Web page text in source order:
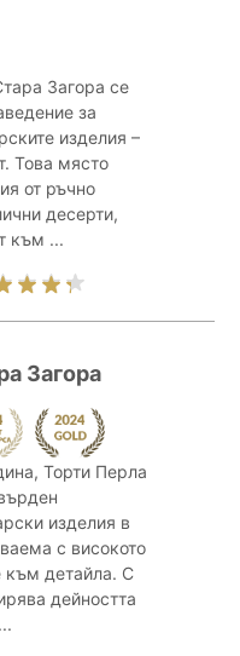
Загора се
за
изделия –
Това място
от ръчно
десерти,
към ...
Загора
Торти Перла
изделия в
с високото
към детайла. С
дейността